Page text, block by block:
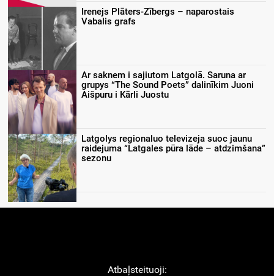
Irenejs Plāters-Zībergs – naparostais
Vabalis grafs
Ar saknem i sajiutom Latgolā. Saruna ar
grupys “The Sound Poets” dalinīkim Juoni
Aišpuru i Kārli Juostu
Latgolys regionaluo televizeja suoc jaunu
raidejuma “Latgales pūra lāde – atdzimšana”
sezonu
Atbaļsteituoji: